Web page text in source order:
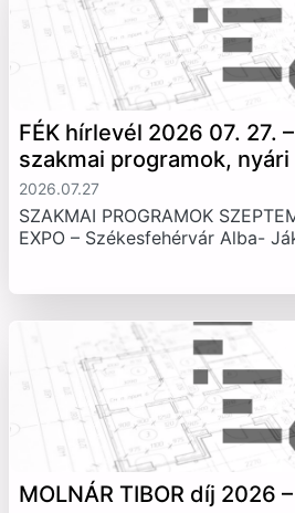
FÉK hírlevél 2026 07. 27.
szakmai programok,
2026.07.27
SZAKMAI PROGRAMOK
EXPO – Székesfehérvár Alba-
MOLNÁR TIBOR díj 2026